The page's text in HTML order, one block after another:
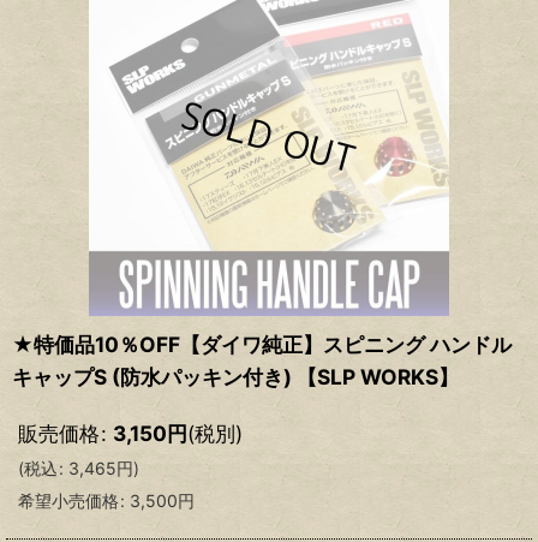
★特価品10％OFF【ダイワ純正】スピニング ハンドル
キャップS (防水パッキン付き) 【SLP WORKS】
販売価格: 3,150円(税別)
(税込: 3,465円)
希望小売価格: 3,500円